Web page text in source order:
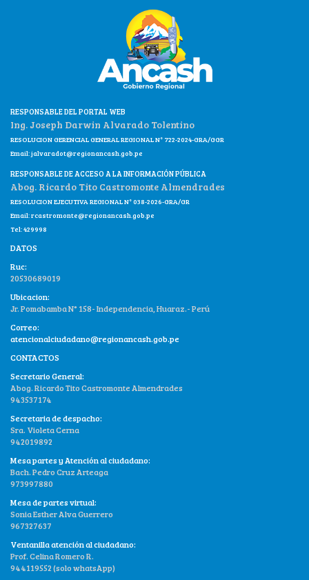
RESPONSABLE DEL PORTAL WEB
Ing. Joseph Darwin Alvarado Tolentino
RESOLUCION GERENCIAL GENERAL REGIONAL N° 722-2024-GRA/GGR
Email:jalvaradot@regionancash.gob.pe
RESPONSABLE DE ACCESO A LA INFORMACIÓN PÚBLICA
Abog. Ricardo Tito Castromonte Almendrades
RESOLUCION EJECUTIVA REGIONAL N° 038-2026-GRA/GR
Email:rcastromonte@regionancash.gob.pe
Tel: 429998
DATOS
Ruc:
20530689019
Ubicacion:
Jr. Pomabamba N° 158- Independencia, Huaraz.- Perú
Correo:
atencionalciudadano@regionancash.gob.pe
CONTACTOS
Secretario General:
Abog. Ricardo Tito Castromonte Almendrades
943537174
Secretaria de despacho:
Sra. Violeta Cerna
942019892
Mesa partes y Atención al ciudadano:
Bach. Pedro Cruz Arteaga
973997880
Mesa de partes virtual:
Sonia Esther Alva Guerrero
967327637
Ventanilla atención al ciudadano:
Prof. Celina Romero R.
944119552 (solo whatsApp)